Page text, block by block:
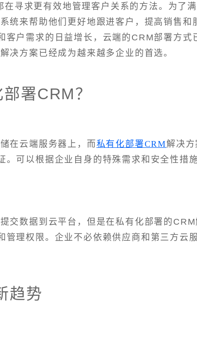
寻求更有效地管理客户关系的方法。为了满
统来帮助他们更好地跟进客户，提高销售和
客户需求的日益增长，云端的CRM部署方式
决方案已经成为越来越多企业的首选。
署CRM？
在云端服务器上，而私有化部署CRM解决方
可以根据企业自身的特殊需求和安全性措施
交数据到云平台，但是在私有化部署的CRM
管理权限。企业不必依赖供应商和第三方云
趋势